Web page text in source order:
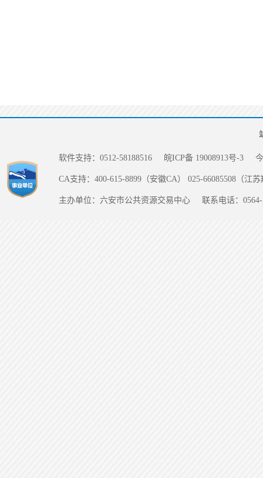
软件支持：0512-58188516 皖ICP备 19008913号-3
CA支持：400-615-8899（安徽CA） 025-66085508（江
主办单位：六安市公共资源交易中心 联系电话：0564-